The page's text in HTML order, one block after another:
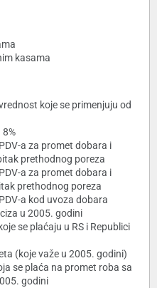
kasama
koje se primenjuju od
a za promet dobara i
prethodnog poreza
a za promet dobara i
prethodnog poreza
a kod uvoza dobara
u 2005. godini
se plaćaju u RS i Republici
(koje važe u 2005. godini)
se plaća na promet roba sa
godini